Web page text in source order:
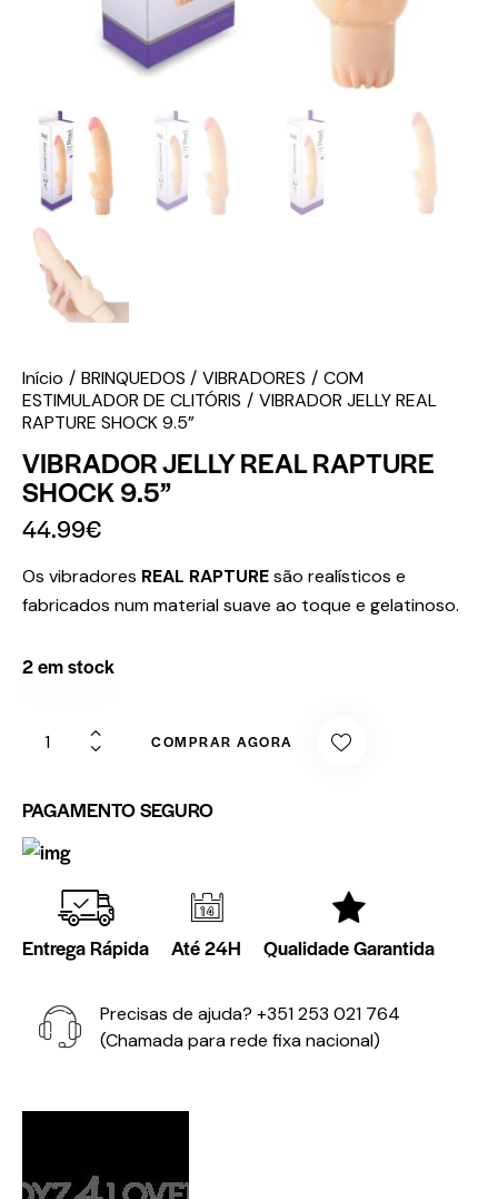
Início BRINQUEDOS VIBRADORES
COM
ESTIMULADOR DE CLITÓRIS
VIBRADOR JELLY REAL
RAPTURE SHOCK 9.5”
VIBRADOR JELLY REAL RAPTURE
SHOCK 9.5”
44.99€
Os vibradores REAL RAPTUREsão realísticos e
fabricados num material suave ao toque e gelatinoso.
2 em stock
COMPRAR AGORA
PAGAMENTO SEGURO
Entrega Rápida Até 24H Qualidade Garantida
Precisas de ajuda? +351 253 021 764
(Chamada para rede fixa nacional)